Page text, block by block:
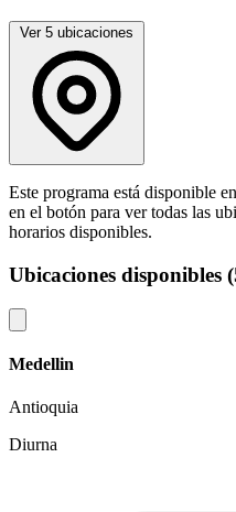
Este programa está disponible
en el botón para ver todas las
horarios disponibles.
Ubicaciones disponibles
Medellin
Antioquia
Diurna